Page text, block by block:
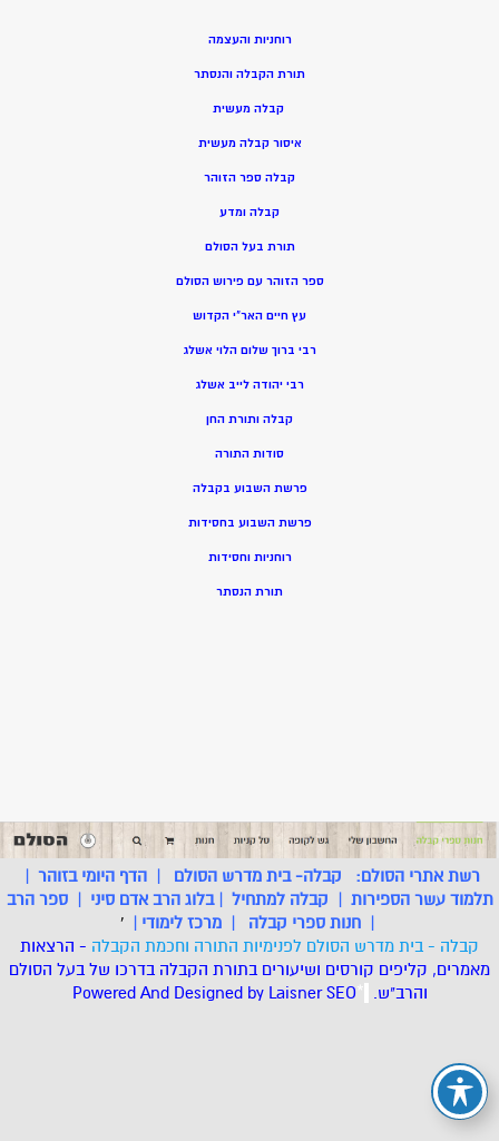
רוחניות והעצמה
תורת הקבלה והנסתר
קבלה מעשית
איסור קבלה מעשית
קבלה ספר הזוהר
קבלה ומדע
תורת בעל הסולם
ספר הזוהר עם פירוש הסולם
עץ חיים האר”י הקדוש
רבי ברוך שלום הלוי אשלג
רבי יהודה לייב אשלג
קבלה ותורת החן
סודות התורה
פרשת השבוע בקבלה
פרשת השבוע בחסידות
רוחניות וחסידות
תורת הנסתר
רשת אתרי הסולם: קבלה- בית מדרש הסולם |הדף היומי בזוהר |
תלמוד עשר הספירות | קבלה למתחיל |בלוג הרב אדם סיני |ספר הרב
| חנות ספרי קבלה | מרכז לימודי |
'
קבלה - בית מדרש הסולם לפנימיות התורה וחכמת הקבלה - הרצאות
מאמרים, קליפים קורסים ושיעורים בתורת הקבלה בדרכו של בעל הסולם
והרב"ש. *
Powered And Designed by LaisnerSEO